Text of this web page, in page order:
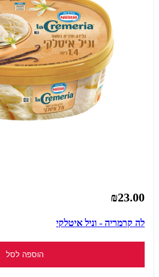
₪23.00
לה קרמריה - וניל איטלקי
הוספה לסל